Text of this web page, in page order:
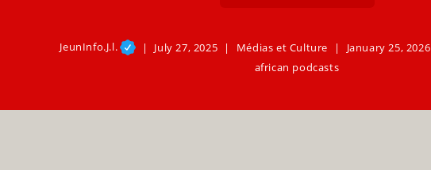
JeunInfo.J.l. July 27, 2025 Médias et Culture January 25, 2026
african podcasts